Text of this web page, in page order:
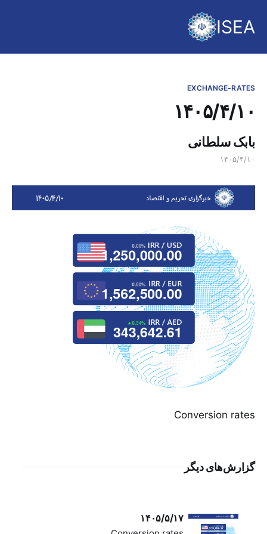
ISEA
EXCHANGE-RATES
۱۴۰۵/۴/۱۰
بابک سلطانی
۱۴۰۵/۴/۱۰
Conversion rates
گزارش‌های دیگر
۱۴۰۵/۵/۱۷